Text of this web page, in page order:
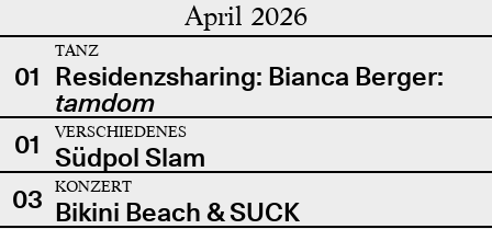
April 2026
01
TANZ
Residenzsharing: Bianca Berger:
tamdom
01
VERSCHIEDENES
Südpol Slam
03
KONZERT
Bikini Beach & SUCK